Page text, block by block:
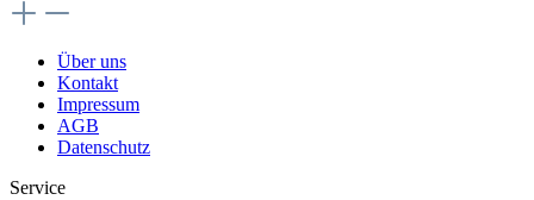
Über uns
Kontakt
Impressum
AGB
Datenschutz
Service